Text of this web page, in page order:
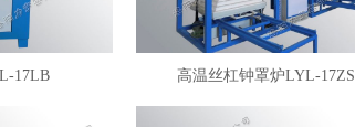
17LB 高温丝杠钟罩炉LYL-17ZS